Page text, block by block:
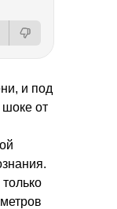
и под
шоке от